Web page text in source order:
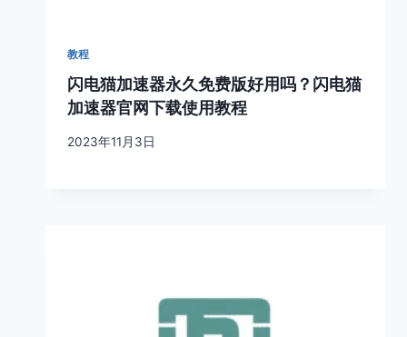
教程
闪电猫加速器永久免费版好用吗？闪电猫
加速器官网下载使用教程
2023年11月3日